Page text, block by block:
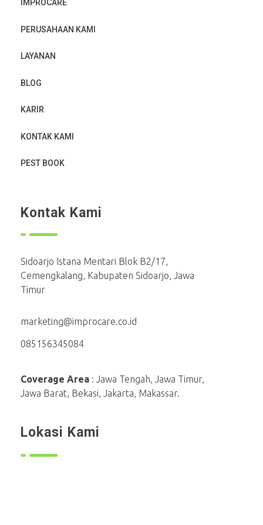
IMPROCARE
PERUSAHAAN KAMI
LAYANAN
BLOG
KARIR
KONTAK KAMI
PEST BOOK
Kontak Kami
Sidoarjo Istana Mentari Blok B2/17,
Cemengkalang, Kabupaten Sidoarjo, Jawa
Timur
marketing@improcare.co.id
085156345084
Coverage Area : Jawa Tengah, Jawa Timur,
Jawa Barat, Bekasi, Jakarta, Makassar.
Lokasi Kami